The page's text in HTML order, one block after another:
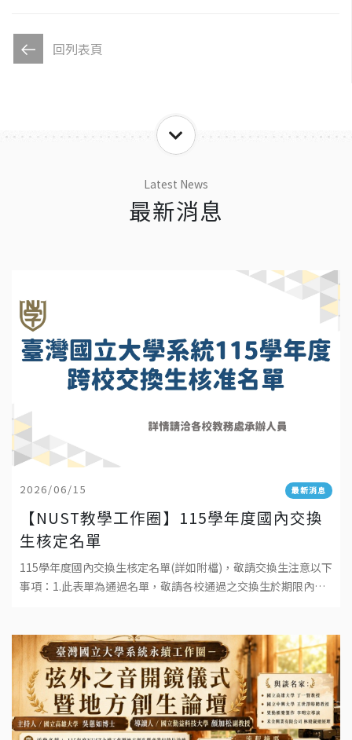
回列表頁
Latest News
最新消息
2026/06/15 最新消息
【NUST教學工作圈】115學年度國內交換
生核定名單
115學年度國內交換生核定名單(詳如附檔)，敬請交換生注意以下
事項：1.此表單為通過名單，敬請各校通過之交換生於期限內回